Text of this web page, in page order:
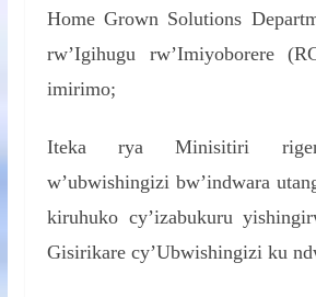
Home Grown Solutions
rw’Igihugu rw’Imiyoborere
imirimo;
Iteka rya Minisitiri
w’ubwishingizi bw’indwara
kiruhuko cy’izabukuru
Gisirikare cy’Ubwishingizi ku